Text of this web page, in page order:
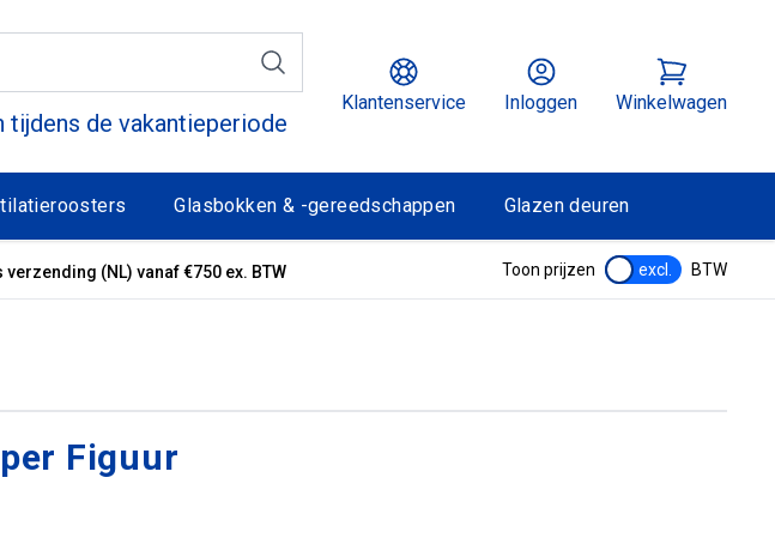
tijdens de vakantieperiode
Klantenservice Inloggen Winkelwagen
Glasbokken & -gereedschappen Glazen deuren
verzending (NL) vanaf €750 ex. BTW
Toon prijzen excl. BTW
Figuur